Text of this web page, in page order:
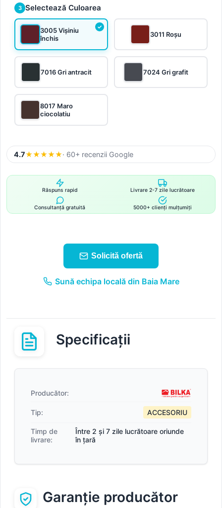
3 Selectează Culoarea
3005 Vișiniu
închis
3011 Roșu
7016 Gri antracit 7024 Gri grafit
8017 Maro
ciocolatiu
4.7★★★★★· 60+ recenzii Google
Răspuns rapid Livrare 2-7 zile lucrătoare
Consultanță gratuită 5000+ clienți mulțumiți
Solicită ofertă
Sună echipa locală din Baia Mare
Specificații
Producător:
Tip: ACCESORIU
Timp de
livrare:
Între 2 și 7 zile lucrătoare oriunde
în țară
Garanție producător